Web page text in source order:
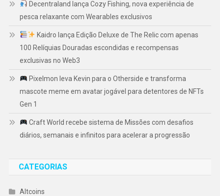
Decentraland lança Cozy Fishing, nova experiência de
pesca relaxante com Wearables exclusivos
Kaidro lança Edição Deluxe de The Relic com apenas
100 Relíquias Douradas escondidas e recompensas
exclusivas no Web3
Pixelmon leva Kevin para o Otherside e transforma
mascote meme em avatar jogável para detentores de NFTs
Gen 1
Craft World recebe sistema de Missões com desafios
diários, semanais e infinitos para acelerar a progressão
CATEGORIAS
Altcoins